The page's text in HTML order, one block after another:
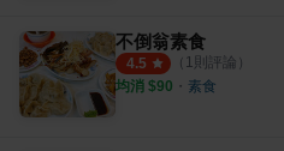
不倒翁素食
4.5 （ 1則評論）
均消 $90 ・ 素食